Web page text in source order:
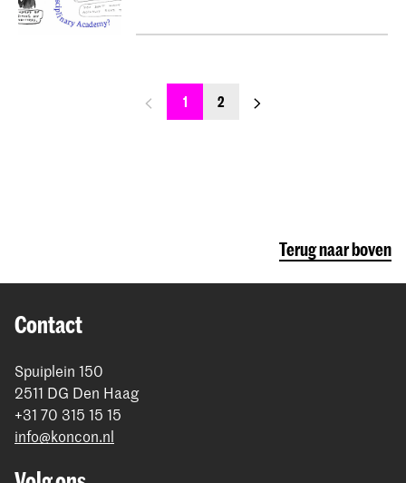
previous_page
1 2 next_page
Terug naar boven
Contact
Spuiplein 150
2511 DG Den Haag
+31 70 315 15 15
info@koncon.nl